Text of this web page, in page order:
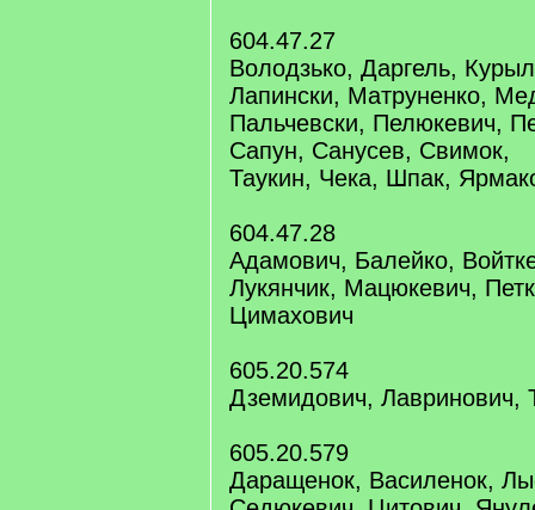
604.47.27
Володзько, Даргель,
Лапински, Матруненко,
Пальчевски, Пелюкевич,
Сапун, Санусев, Свимок,
Таукин, Чека, Шпак,
604.47.28
Адамович, Балейко,
Лукянчик, Мацюкевич,
Цимахович
605.20.574
Дземидович, Лавринович,
605.20.579
Даращенок, Василенок,